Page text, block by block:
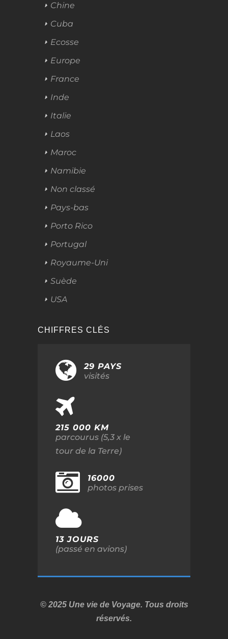
Chine
Cuba
Ecosse
Europe
France
Inde
Italie
Laos
Maroc
Namibie
Non classé
Pays-bas
Porto Rico
Portugal
Royaume-Uni
Suède
USA
CHIFFRES CLÉS
29 PAYS
visités
215 000 KM
parcourus (5,3 x le
tour de la Terre)
16000
photos prises
13 JOURS
(passé en avions)
© 2025 Une vie de Voyage. Tous droits
réservés.